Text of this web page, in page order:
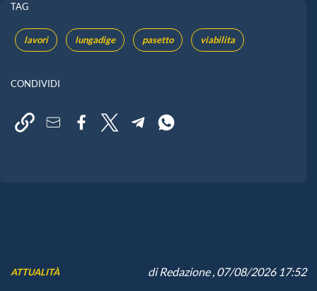
TAG
lavori lungadige pasetto viabilita
CONDIVIDI
ATTUALITÀ diRedazione, 07/08/2026 17:52